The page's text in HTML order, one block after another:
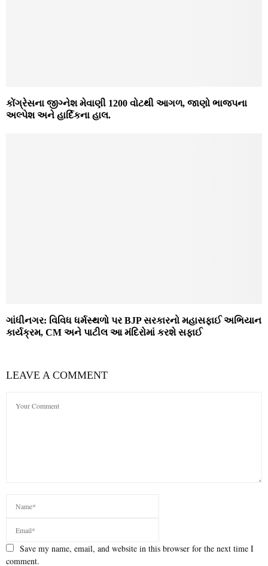
કોંગ્રેસના જીગ્નેશ મેવાણી 1200 વોટથી આગળ, જાણો ભાજપના
અલ્પેશ અને હાર્દિકના હાલ.
ગાંધીનગર: વિવિધ ધર્મસ્થળો પર BJP સરકારનો મહાસફાઈ અભિયાન
કાર્યક્રમ, CM અને પાટીલ આ મંદિરોમાં કરશે સફાઈ
LEAVE A COMMENT
Save my name, email, and website in this browser for the next time I
comment.